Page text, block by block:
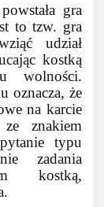
gra
to tzw. gra
udział
kostką
wolności.
oznacza, że
na karcie
znakiem
typu
zadania
kostką,